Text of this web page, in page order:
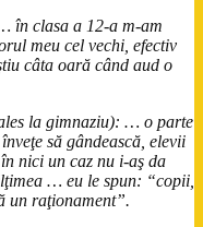
în clasa a 12-a m-am
meu cel vechi, efectiv
câta oară când aud o
la gimnaziu): … o parte
să gândească, elevii
în nici un caz nu i-aş da
… eu le spun: “copii,
un raţionament”.